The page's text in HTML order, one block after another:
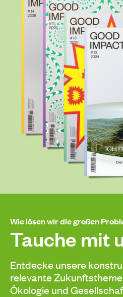
Wie lösen wir die großen
Tauche mit
Entdecke unsere
relevante
Ökologie und